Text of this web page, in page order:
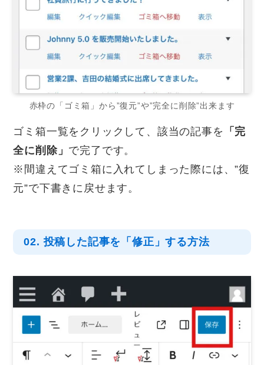
赤枠の「ゴミ箱」から”復元”や”完全に削除”出来ます
ゴミ箱一覧をクリックして、該当の記事を
「完
全に削除」 で完了です。
※間違えてゴミ箱に入れてしまった際には、”復
元”で下書きに戻せます。
02. 投稿した記事を「修正」する方法